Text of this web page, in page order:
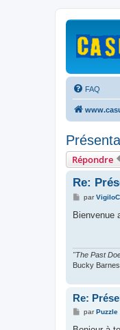
FAQ
Répondre
Re:
M
s
par
Bienvenue
"The Past
Bucky Barnes,
Re:
M
s
parPuzzle